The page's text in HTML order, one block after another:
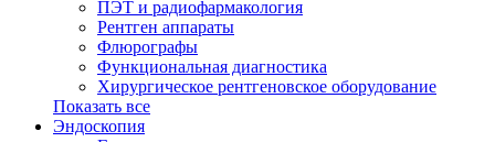
ПЭТ и радиофармакология
Рентген аппараты
Флюрографы
Функциональная диагностика
Хирургическое рентгеновское оборудование
Показать все
Эндоскопия